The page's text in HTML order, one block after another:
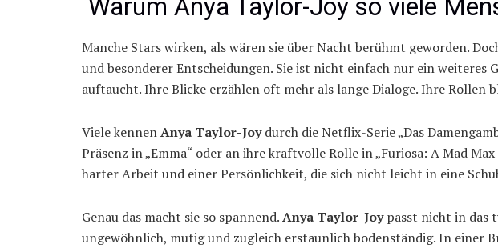
Warum Anya Taylor-Joy so viele
Manche Stars wirken, als wären sie über Nacht berühmt geworden.
und besonderer Entscheidungen. Sie ist nicht einfach nur ein weiteres
auftaucht. Ihre Blicke erzählen oft mehr als lange Dialoge. Ihre Rollen
Viele kennenAnya Taylor-Joydurch die Netflix-Serie „Das
Präsenz in „Emma“ oder an ihre kraftvolle Rolle in „Furiosa: A Mad
harter Arbeit und einer Persönlichkeit, die sich nicht leicht in eine
Genau das macht sie so spannend.Anya Taylor-Joypasst nicht in das
ungewöhnlich, mutig und zugleich erstaunlich bodenständig. In einer